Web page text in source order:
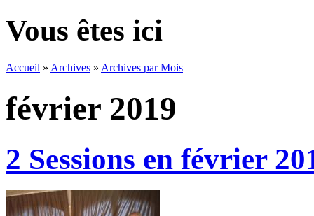
Vous êtes ici
Accueil » Archives » Archives par Mois
février 2019
2 Sessions en février